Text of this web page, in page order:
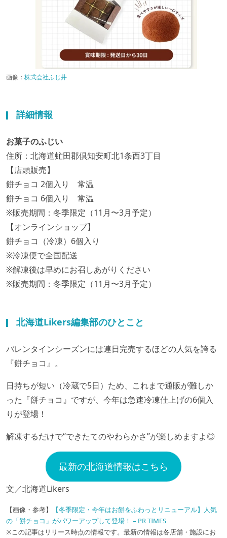
画像： 株式会社ふじ井
詳細情報
お菓子のふじい
住所：北海道虻田郡倶知安町北1条西3丁目
【店頭販売】
餅チョコ 2個入り 常温
餅チョコ 6個入り 常温
※販売期間：冬季限定（11月〜3月予定）
【オンラインショップ】
餅チョコ（冷凍）6個入り
※冷凍便で全国配送
※解凍後は早めにお召しあがりください
※販売期間：冬季限定（11月〜3月予定）
北海道Likers編集部のひとこと
バレンタインシーズンには連日完売するほどの人気を誇る
『餅チョコ』。
日持ちが短い（冷蔵で5日）ため、これまで通販が難しか
った『餅チョコ』ですが、今年は急速冷凍仕上げの6個入
りが登場！
解凍するだけで“できたてのやわらかさ”が楽しめますよ◎
最新の北海道情報はこちら
文／北海道Likers
【画像・参考】
【冬季限定・今年はお餅をふわっとリニューアル】人気
の「餅チョコ」がパワーアップして登場！ – PR TIMES
※この記事はリリース時点の情報です。最新の情報は各店舗・施設にお